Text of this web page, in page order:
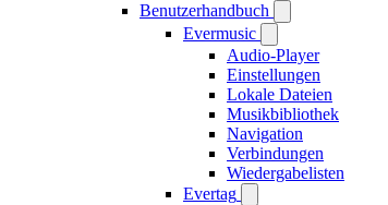
Benutzerhandbuch
Evermusic
Audio-Player
Einstellungen
Lokale Dateien
Musikbibliothek
Navigation
Verbindungen
Wiedergabelisten
Evertag